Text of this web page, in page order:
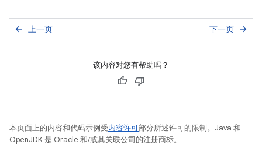
上一页
arrow_back 下一页 arrow_forward
该内容对您有帮助吗？
本页面上的内容和代码示例受内容许可部分所述许可的限制。Java 和
OpenJDK 是 Oracle 和/或其关联公司的注册商标。